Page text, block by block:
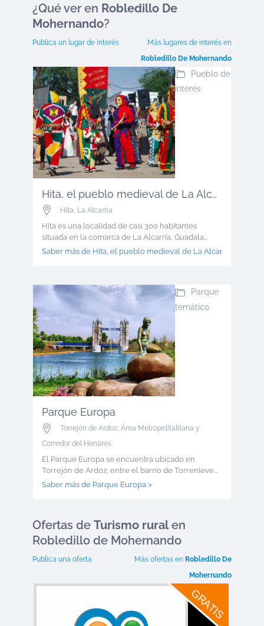
¿Qué ver en Robledillo De
Mohernando?
Publica un lugar de interés
Más lugares de interés en
Robledillo De Mohernando
Hita, el pueblo medieval de La Alcar...
Hita, La Alcarria
Hita es una localidad de casi 300 habitantes
situada en la comarca de La Alcarria, Guadala...
Pueblo de
interés
Saber más de Hita, el pueblo medieval de La Alcar >
Parque Europa
Torrejón de Ardoz, Área Metropolitalitana y
Corredor del Henares
El Parque Europa se encuentra ubicado en
Torrejón de Ardoz, entre el barrio de Torrenieve...
Parque
temático
Saber más de Parque Europa >
Ofertas de Turismo ruralen
Robledillo de Mohernando
Publica una oferta Más ofertas en Robledillo De
Mohernando
GRATIS